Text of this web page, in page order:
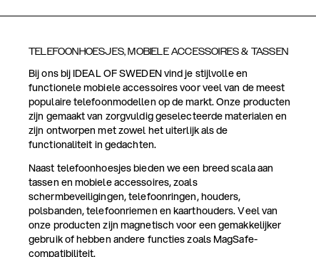
TELEFOONHOESJES, MOBIELE ACCESSOIRES & TASSEN
Bij ons bij IDEAL OF SWEDEN vind je stijlvolle en
functionele mobiele accessoires voor veel van de meest
populaire telefoonmodellen op de markt. Onze producten
zijn gemaakt van zorgvuldig geselecteerde materialen en
zijn ontworpen met zowel het uiterlijk als de
functionaliteit in gedachten.
Naast telefoonhoesjes bieden we een breed scala aan
tassen en mobiele accessoires, zoals
schermbeveiligingen, telefoonringen, houders,
polsbanden, telefoonriemen en kaarthouders. Veel van
onze producten zijn magnetisch voor een gemakkelijker
gebruik of hebben andere functies zoals MagSafe-
compatibiliteit.